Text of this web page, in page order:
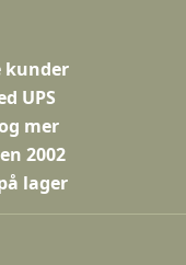
kunder
UPS
mer
2002
lager